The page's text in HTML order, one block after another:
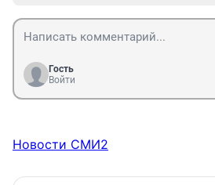
Гость
Войти
Новости СМИ2